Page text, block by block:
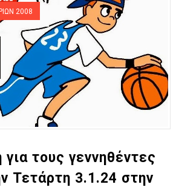
2008
τους γεννηθέντες
Τετάρτη 3.1.24 στην